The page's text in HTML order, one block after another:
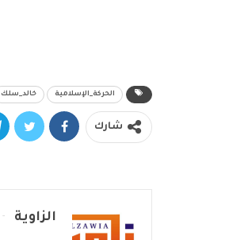
الحركة_الإسلامية خالد_سلك
شارك
الزاوية